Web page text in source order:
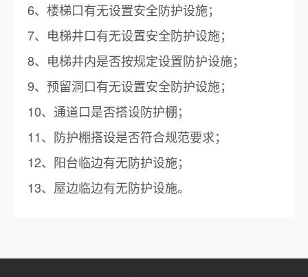
6、楼梯口有无设置安全防护设施；
7、电梯井口有无设置安全防护设施；
8、电梯井内是否按规定设置防护设施；
9、预留洞口有无设置安全防护设施；
10、通道口是否搭设防护棚；
11、防护棚搭设是否符合规范要求；
12、阳台临边有无防护设施；
13、屋边临边有无防护设施。